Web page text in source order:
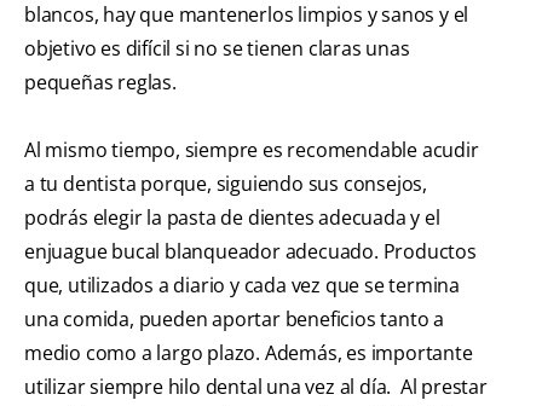
blancos, hay que mantenerlos limpios y sanos y el
objetivo es difícil si no se tienen claras unas
pequeñas reglas.
Al mismo tiempo, siempre es recomendable acudir
a tu dentista porque, siguiendo sus consejos,
podrás elegir la pasta de dientes adecuada y el
enjuague bucal blanqueador adecuado. Productos
que, utilizados a diario y cada vez que se termina
una comida, pueden aportar beneficios tanto a
medio como a largo plazo. Además, es importante
utilizar siempre hilo dental una vez al día. Al prestar